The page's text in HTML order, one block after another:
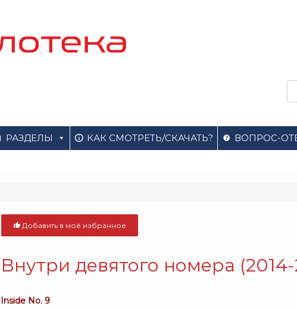
РАЗДЕЛЫ КАК СМОТРЕТЬ/СКАЧАТЬ? ВОПРОС-
Добавить в моё избранное
Внутри девятого номера
Inside No. 9